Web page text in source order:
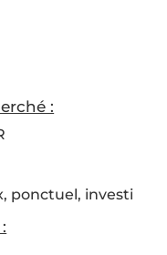
:
ponctuel, investi